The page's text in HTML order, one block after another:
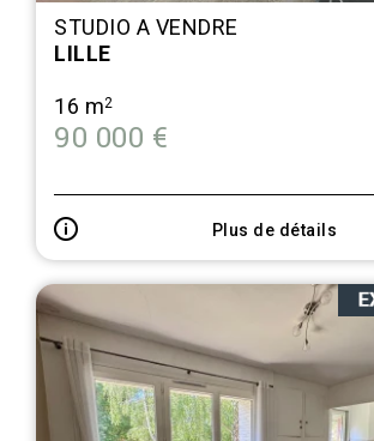
STUDIO A VENDRE
LILLE
16 m2
90 000 €
Plus de détails